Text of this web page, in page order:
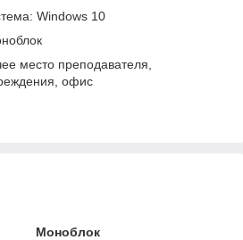
Windows 10
место преподавателя,
офис
Моноблок